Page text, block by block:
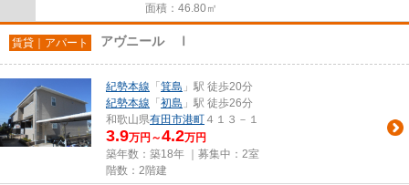
面積：46.80㎡
賃貸｜アパート アヴニール Ⅰ
紀勢本線 「 箕島 」駅 徒歩20分
紀勢本線 「 初島 」駅 徒歩26分
和歌山県有田市港町 ４１３－１
3.9万円～4.2万円
築年数：築18年 ｜募集中： 2室
階数：2階建